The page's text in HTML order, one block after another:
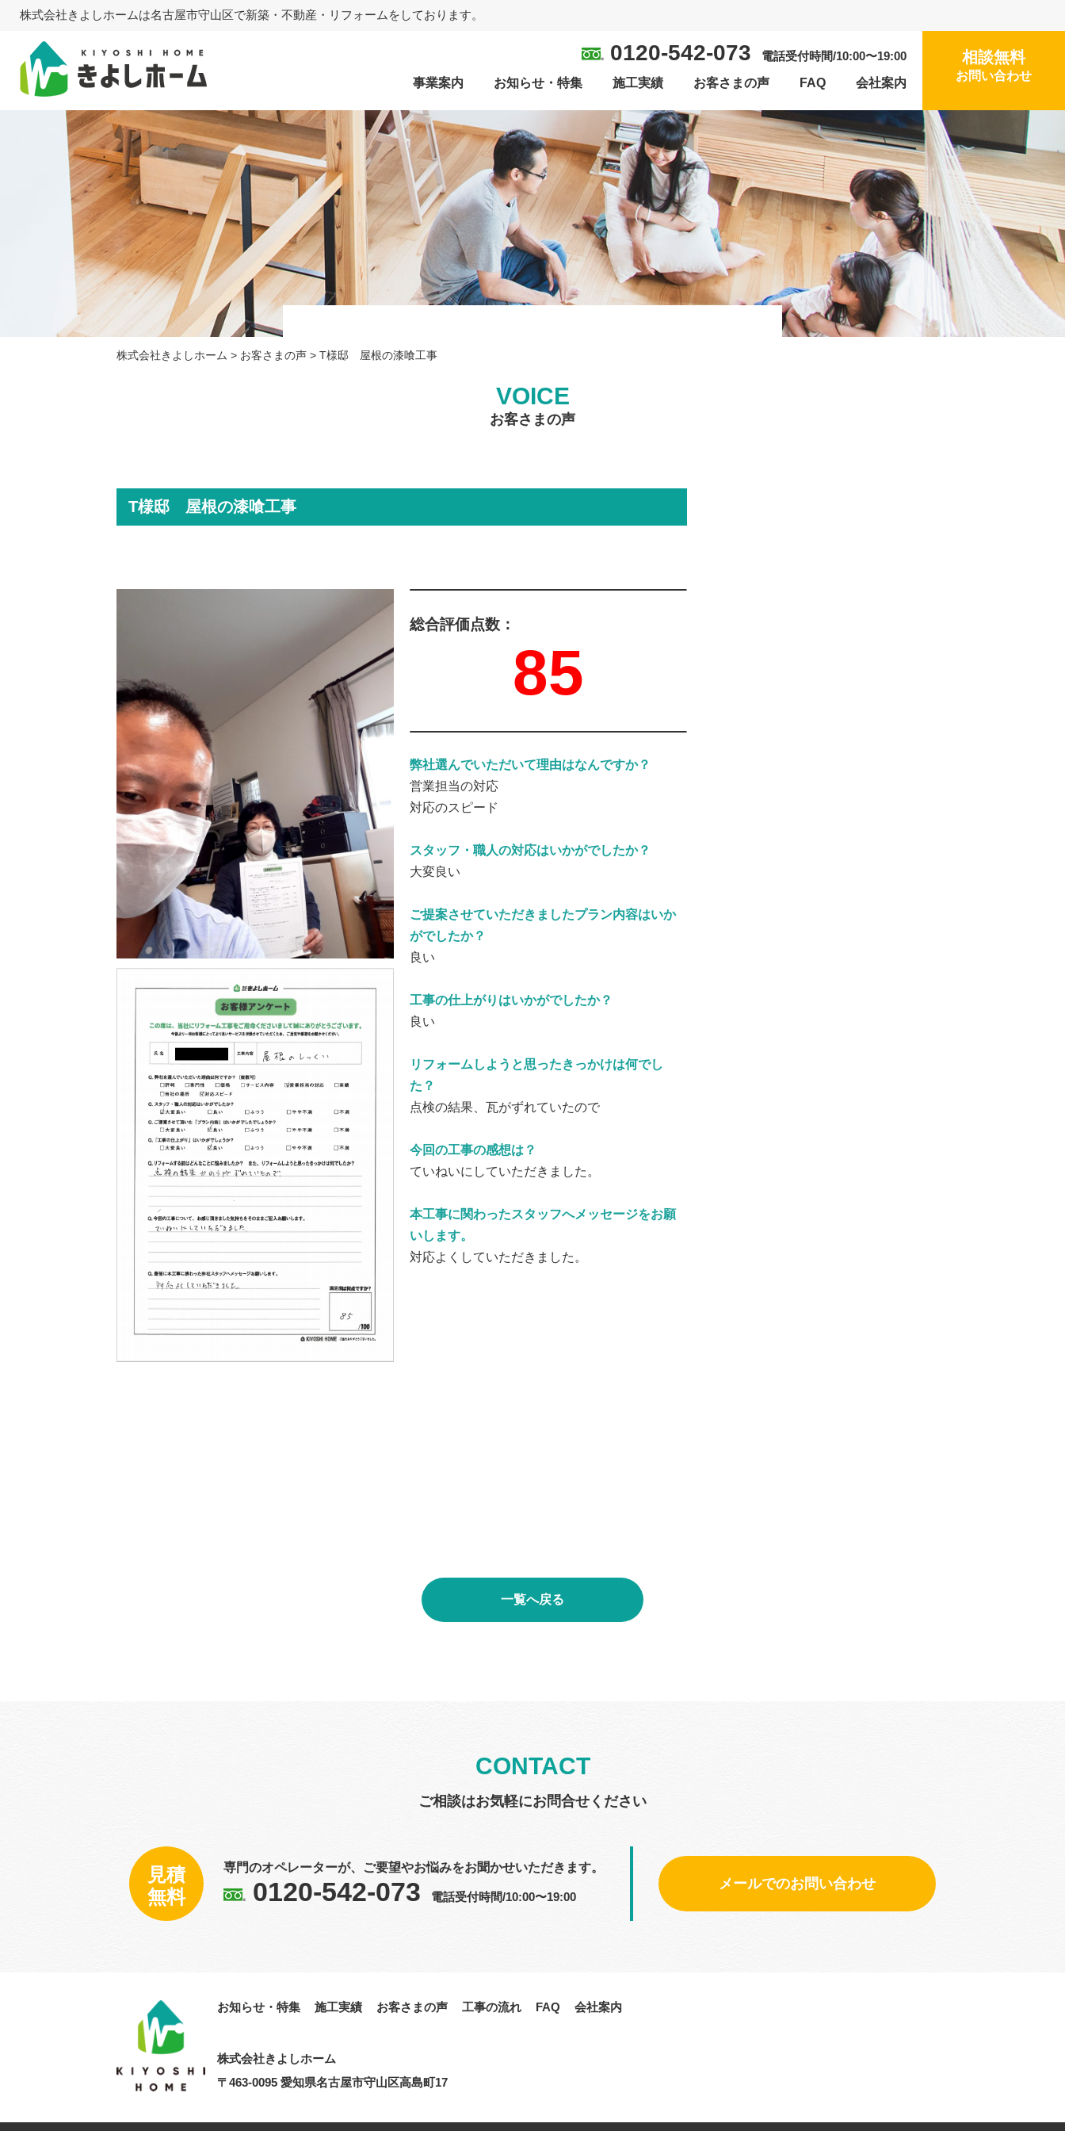
株式会社きよしホームは名古屋市守山区で新築・不動産・リフォームをしております。
相談無料
お問い合わせ
0120-542-073
電話受付時間/10:00〜19:00
事業案内
お知らせ・特集 施工実績 お客さまの声 FAQ 会社案内
株式会社きよしホーム > お客さまの声 > T様邸 屋根の漆喰工事
VOICE
お客さまの声
T様邸 屋根の漆喰工事
総合評価点数：
85
弊社選んでいただいて理由はなんですか？
営業担当の対応
対応のスピード
スタッフ・職人の対応はいかがでしたか？
大変良い
ご提案させていただきましたプラン内容はいか
がでしたか？
良い
工事の仕上がりはいかがでしたか？
良い
リフォームしようと思ったきっかけは何でし
た？
点検の結果、瓦がずれていたので
今回の工事の感想は？
ていねいにしていただきました。
本工事に関わったスタッフへメッセージをお願
いします。
対応よくしていただきました。
一覧へ戻る
CONTACT
ご相談はお気軽にお問合せください
見積
無料
専門のオペレーターが、ご要望やお悩みをお聞かせいただきます。
0120-542-073 電話受付時間/10:00〜19:00
メールでのお問い合わせ
お知らせ・特集 施工実績 お客さまの声 工事の流れ FAQ 会社案内
株式会社きよし​ホーム
〒463-0095 愛知県名古屋市守山区高島町17